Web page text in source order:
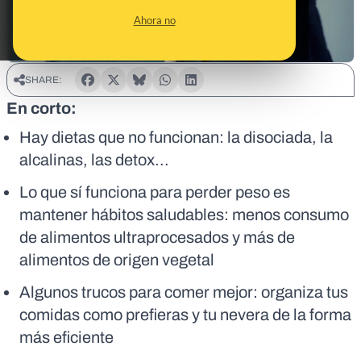
Ahora no
SHARE:
En corto:
Hay dietas que no funcionan: la disociada, la
alcalinas, las detox...
Lo que sí funciona para perder peso es
mantener hábitos saludables: menos consumo
de alimentos ultraprocesados y más de
alimentos de origen vegetal
Algunos trucos para comer mejor: organiza tus
comidas como prefieras y tu nevera de la forma
más eficiente